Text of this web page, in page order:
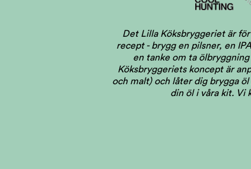
Det Lilla Köksbryggeriet är
recept - brygg en pilsner, en
en tanke om ta
Köksbryggeriets koncept är
och malt) och låter dig brygga
din öl i våra kit. Vi